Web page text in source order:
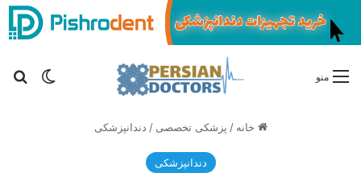
تغییر منو
خانه / پزشکی تخصصی / دندانپزشکی
دندانپزشکی